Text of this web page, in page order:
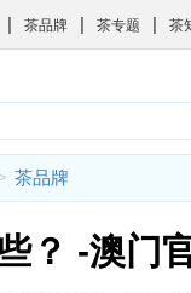
| 茶品牌 | 茶专题 | 茶
茶品牌
？ -澳门